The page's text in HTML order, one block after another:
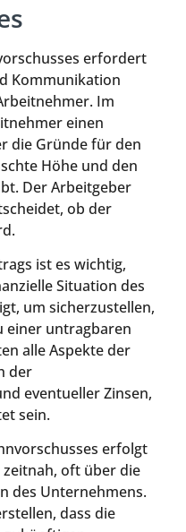
erfordert
Kommunikation
Im
einen
die Gründe für den
Höhe und den
Der Arbeitgeber
ob der
ist es wichtig,
Situation des
um sicherzustellen,
einer untragbaren
alle Aspekte der
der
eventueller Zinsen,
sein.
erfolgt
zeitnah, oft über die
des Unternehmens.
dass die